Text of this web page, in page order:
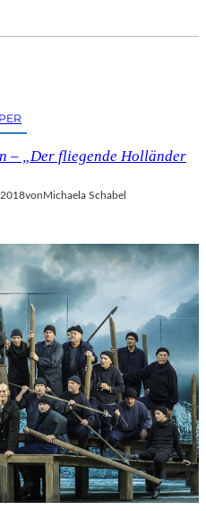
– „Der fliegende Holländer
vonMichaela Schabel